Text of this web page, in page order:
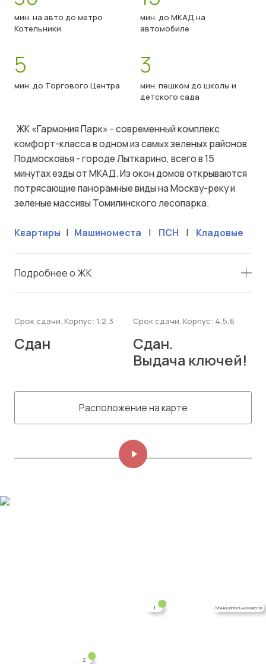
мин. на авто до метро
Котельники
мин. до МКАД на
автомобиле
5
мин. до Торгового Центра
3
мин. пешком до школы и
детского сада
ЖК «Гармония Парк» - современный комплекс
комфорт-класса в одном из самых зеленых районов
Подмосковья - городе Лыткарино, всего в 15
минутах езды от МКАД. Из окон домов открываются
потрясающие панорамные виды на Москву-реку и
зеленые массивы Томилинского лесопарка.
Квартиры | Машиноместа | ПСН | Кладовые
Подробнее о ЖК
Срок сдачи. Корпус: 1,2,3
Сдан
Срок сдачи. Корпус: 4,5,6
Сдан.
Выдача ключей!
Расположение на карте
Муниципальная школа
2
1